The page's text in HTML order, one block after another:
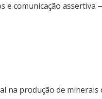
e comunicação
na produção de